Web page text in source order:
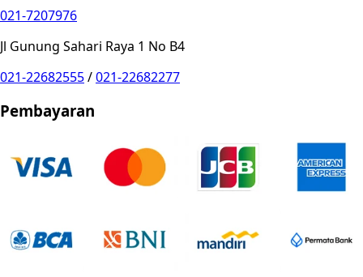
021-7207976
Jl Gunung Sahari Raya 1 No B4
021-22682555/021-22682277
Pembayaran